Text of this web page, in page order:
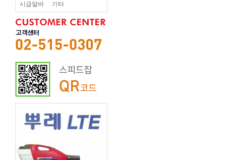
시급알바 기타